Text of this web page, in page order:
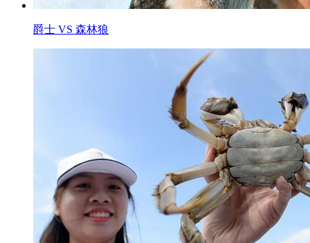
爵士 VS 森林狼